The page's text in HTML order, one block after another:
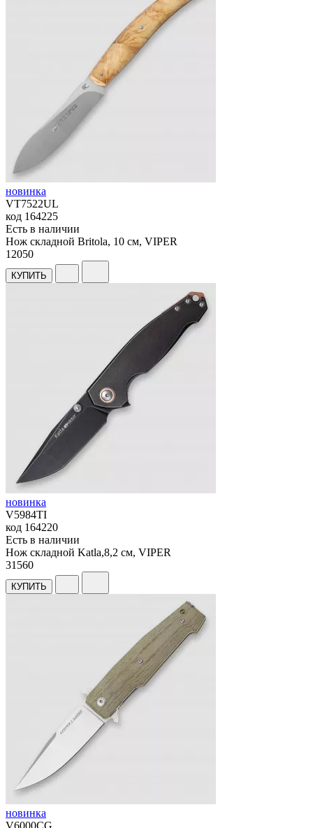
новинка
VT7522UL
код 164225
Есть в наличии
Нож складной Britola, 10 см, VIPER
12050
КУПИТЬ
новинка
V5984TI
код 164220
Есть в наличии
Нож складной Katla,8,2 см, VIPER
31 560
КУПИТЬ
новинка
V6000CG